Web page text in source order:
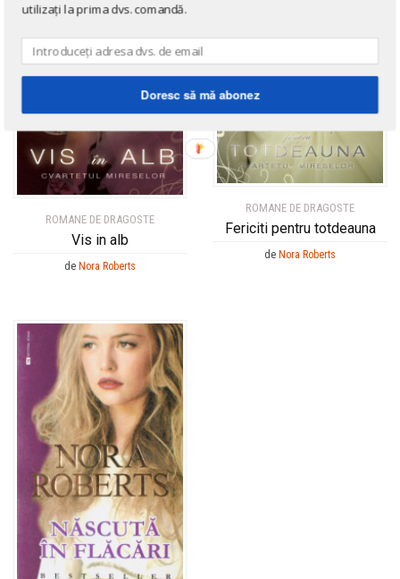
ROMANE DE DRAGOSTE
Vis in alb
de Nora Roberts
ROMANE DE DRAGOSTE
Fericiti pentru totdeauna
de Nora Roberts
utilizați la prima dvs. comandă.
Doresc să mă abonez